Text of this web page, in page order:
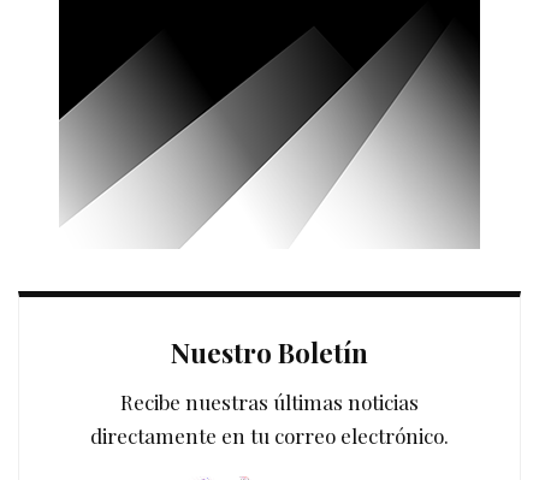
Nuestro Boletín
Recibe nuestras últimas noticias
directamente en tu correo electrónico.